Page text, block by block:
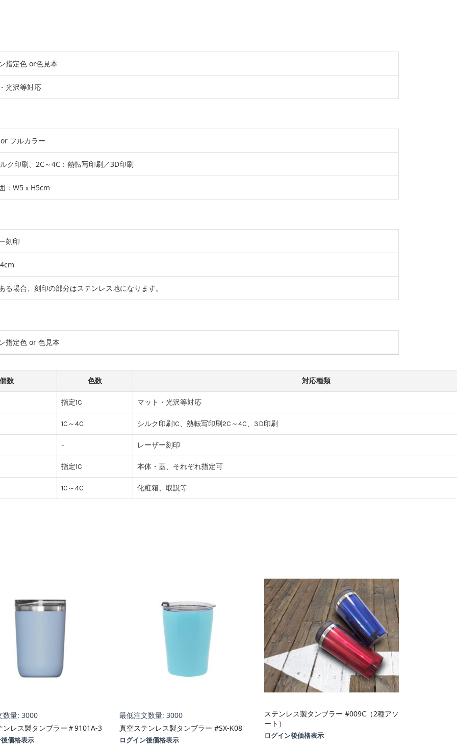
指定色 or色見本
光沢等対応
フルカラー
ク印刷、2C～4C：熱転写印刷／3D印刷
：W5ｘH5cm
刻印
る場合、刻印の部分はステンレス地になります。
指定色 or 色見本
個数 色数 対応種類
指定1C マット・光沢等対応
1C～4C シルク印刷1C、熱転写印刷2C～4C、3D印刷
– レーザー刻印
指定1C 本体・蓋、それぞれ指定可
1C～4C 化粧箱、取説等
数量: 3000
ンレス製タンブラー＃9101A-3
価格表示
最低注文数量: 3000
真空ステンレス製タンブラー #SX-K08
ログイン後価格表示
ステンレス製タンブラー #009C（2種アソ
ート）
ログイン後価格表示